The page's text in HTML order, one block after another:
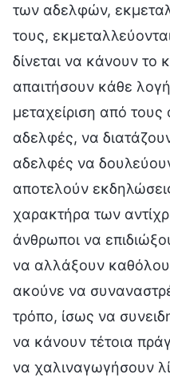
των αδελφών,
τους,
δίνεται να κάνουν το
απαιτήσουν κάθε
μεταχείριση από τους
αδελφές, να
αδελφές να
αποτελούν
χαρακτήρα των
άνθρωποι να
να αλλάξουν
ακούνε να
τρόπο, ίσως να
να κάνουν τέτοια
να χαλιναγωγήσουν